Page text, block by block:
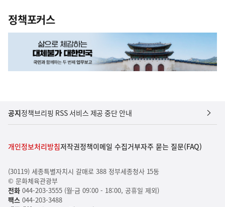
정책포커스
공지정책브리핑 RSS 서비스 제공 중단 안내
개인정보처리방침저작권정책이메일 수집거부자주 묻는 질문(FAQ)
(30119) 세종특별자치시 갈매로 388 정부세종청사 15동
© 문화체육관광부
전화044-203-3555 (월-금 09:00 - 18:00, 공휴일 제외)
팩스 044-203-3488